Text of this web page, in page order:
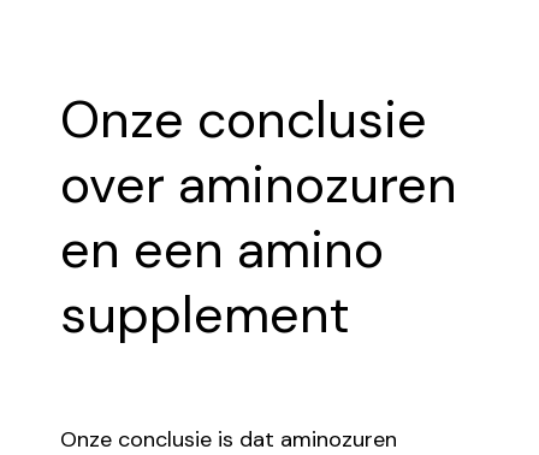
Onze conclusie
over aminozuren
en een amino
supplement
Onze conclusie is dat aminozuren